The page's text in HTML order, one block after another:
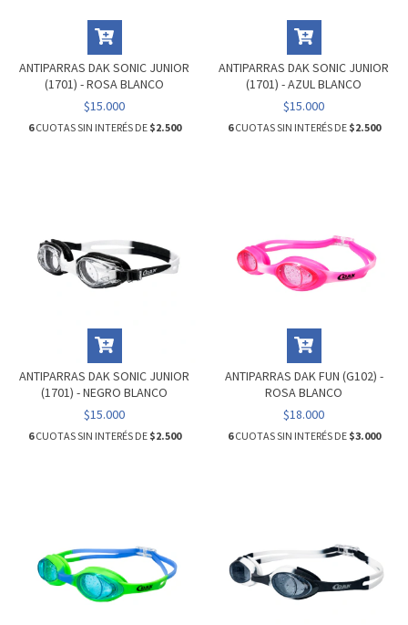
ANTIPARRAS DAK SONIC JUNIOR
(1701) - ROSA BLANCO
$15.000
6CUOTAS SIN INTERÉS DE $2.500
ANTIPARRAS DAK SONIC JUNIOR
(1701) - AZUL BLANCO
$15.000
6CUOTAS SIN INTERÉS DE $2.500
ANTIPARRAS DAK SONIC JUNIOR
(1701) - NEGRO BLANCO
$15.000
6CUOTAS SIN INTERÉS DE $2.500
ANTIPARRAS DAK FUN (G102) -
ROSA BLANCO
$18.000
6CUOTAS SIN INTERÉS DE $3.000